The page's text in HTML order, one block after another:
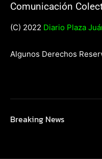
Comunicación
(C) 2022 Diario Plaza
Algunos Derechos
Breaking News